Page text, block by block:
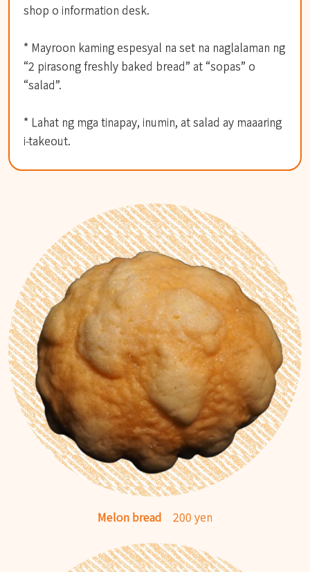
shop o information desk.
* Mayroon kaming espesyal na set na naglalaman ng
“2 pirasong freshly baked bread” at “sopas” o
“salad”.
* Lahat ng mga tinapay, inumin, at salad ay maaaring
i-takeout.
Melon bread 200 yen